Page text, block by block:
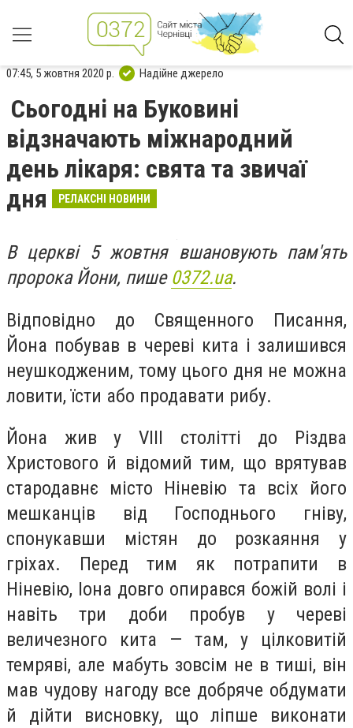
07:45, 5 жовтня 2020 р. Надійне джерело
Сьогодні на Буковині
відзначають міжнародний
день лікаря: свята та звичаї
дня
РЕЛАКСНІ НОВИНИ
В церкві 5 жовтня вшановують пам'ять
пророка Йони, пише 0372.ua.
Відповідно до Священного Писання,
Йона побував в череві кита і залишився
неушкодженим, тому цього дня не можна
ловити, їсти або продавати рибу.
Йона жив у VІІІ столітті до Різдва
Христового й відомий тим, що врятував
стародавнє місто Ніневію та всіх його
мешканців від Господнього гніву,
спонукавши містян до розкаяння у
гріхах. Перед тим як потрапити в
Ніневію, Іона довго опирався божій волі і
навіть три доби пробув у череві
величезного кита — там, у цілковитій
темряві, але мабуть зовсім не в тиші, він
мав чудову нагоду все добряче обдумати
й дійти висновку, що ліпше виконати